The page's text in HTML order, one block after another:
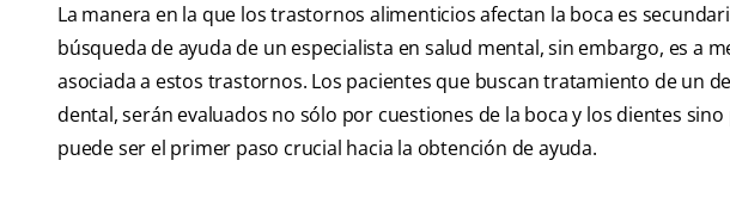
La manera en la que los trastornos alimenticios afectan la boca es
búsqueda de ayuda de un especialista en salud mental, sin embargo, es a
asociada a estos trastornos. Los pacientes que buscan tratamiento de un
dental, serán evaluados no sólo por cuestiones de la boca y los dientes
puede ser el primer paso crucial hacia la obtención de ayuda.